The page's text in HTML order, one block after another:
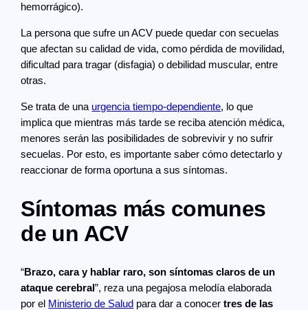
hemorrágico).
La persona que sufre un ACV puede quedar con secuelas
que afectan su calidad de vida, como pérdida de movilidad,
dificultad para tragar (disfagia) o debilidad muscular, entre
otras.
Se trata de una urgencia tiempo-dependiente, lo que
implica que mientras más tarde se reciba atención médica,
menores serán las posibilidades de sobrevivir y no sufrir
secuelas. Por esto, es importante saber cómo detectarlo y
reaccionar de forma oportuna a sus síntomas.
Síntomas más comunes
de un ACV
“Brazo, cara y hablar raro, son síntomas claros de un
ataque cerebral”, reza una pegajosa melodía elaborada
por el Ministerio de Salud para dar a conocertres de las